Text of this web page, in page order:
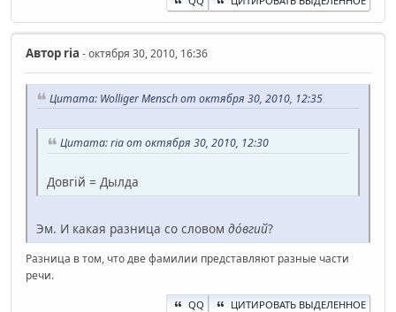
Автор ria - октября 30, 2010, 16:36
Цитата: Wolliger Mensch от октября 30, 2010, 12:35
Цитата: ria от октября 30, 2010, 12:30
Довгій = Дылда
Эм. И какая разница со словом до́вгий?
Разница в том, что две фамилии представляют разные части
речи.
QQ ЦИТИРОВАТЬ ВЫДЕЛЕННОЕ